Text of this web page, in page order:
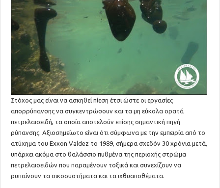
Στόχος μας είναι να ασκηθεί πίεση έτσι ώστε οι εργασίες
απορρύπανσης να συγκεντρώσουν και τα μη εύκολα ορατά
πετρελαιοειδή, τα οποία αποτελούν επίσης σημαντική πηγή
ρύπανσης. Αξιοσημείωτο είναι ότι σύμφωνα με την εμπειρία από το
ατύχημα του Exxon Valdez το 1989, σήμερα σχεδόν 30 χρόνια μετά,
υπάρχει ακόμα στο θαλάσσιο πυθμένα της περιοχής στρώμα
πετρελαιοειδών που παραμένουν τοξικά και συνεχίζουν να
ρυπαίνουν τα οικοσυστήματα και τα ιχθυαποθέματα.